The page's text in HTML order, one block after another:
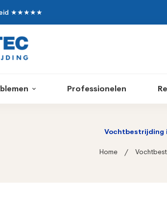
★★★★★
Professionelen
Vochtbestrijding
Home